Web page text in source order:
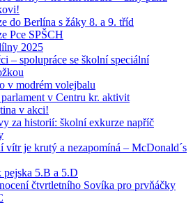
do Berlína s žáky 8. a 9. tříd
Pce SPŠCH
2025
– spolupráce se školní speciální
v modrém volejbalu
v Centru kr. aktivit
v akci!
za historií: školní exkurze napříč
vítr je krutý a nezapomíná – McDonald´s
pejska 5.B a 5.D
čtvrtletního Sovíka pro prvňáčky